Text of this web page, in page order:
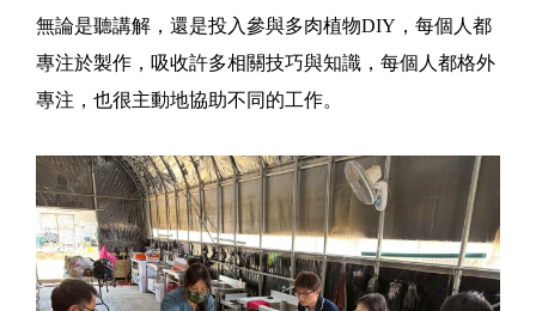
無論是聽講解，還是投入參與多肉植物DIY，每個人都
專注於製作，吸收許多相關技巧與知識，每個人都格外
專注，也很主動地協助不同的工作。